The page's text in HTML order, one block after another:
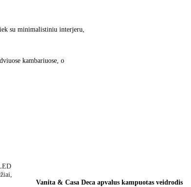
su minimalistiniu interjeru,
kambariuose, o
Vanita & Casa Deca apvalus kampuotas veidrodis